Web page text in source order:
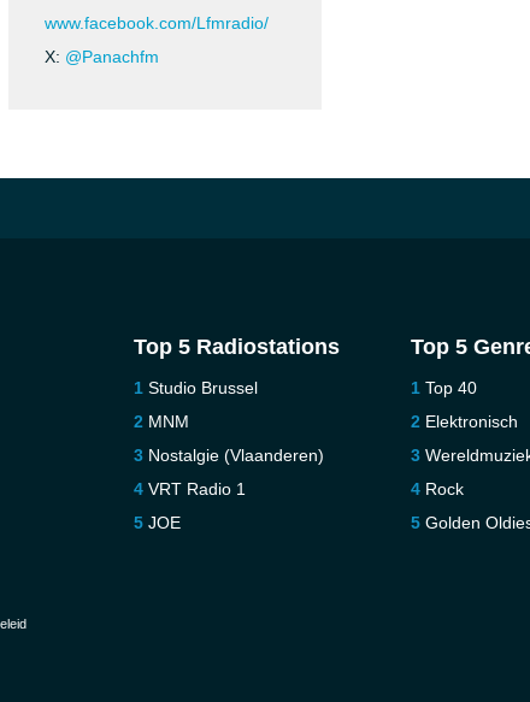
www.facebook.com/Lfmradio/
X: @Panachfm
Top 5 Radiostations
Studio Brussel
MNM
Nostalgie (Vlaanderen)
VRT Radio 1
JOE
Top 5
Top 40
Elektronisch
Rock
Golden